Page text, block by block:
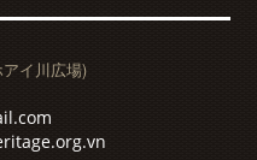
イ川広場)